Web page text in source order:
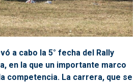
a cabo la 5° fecha del Rally
en la que un importante marco
competencia. La carrera, que se